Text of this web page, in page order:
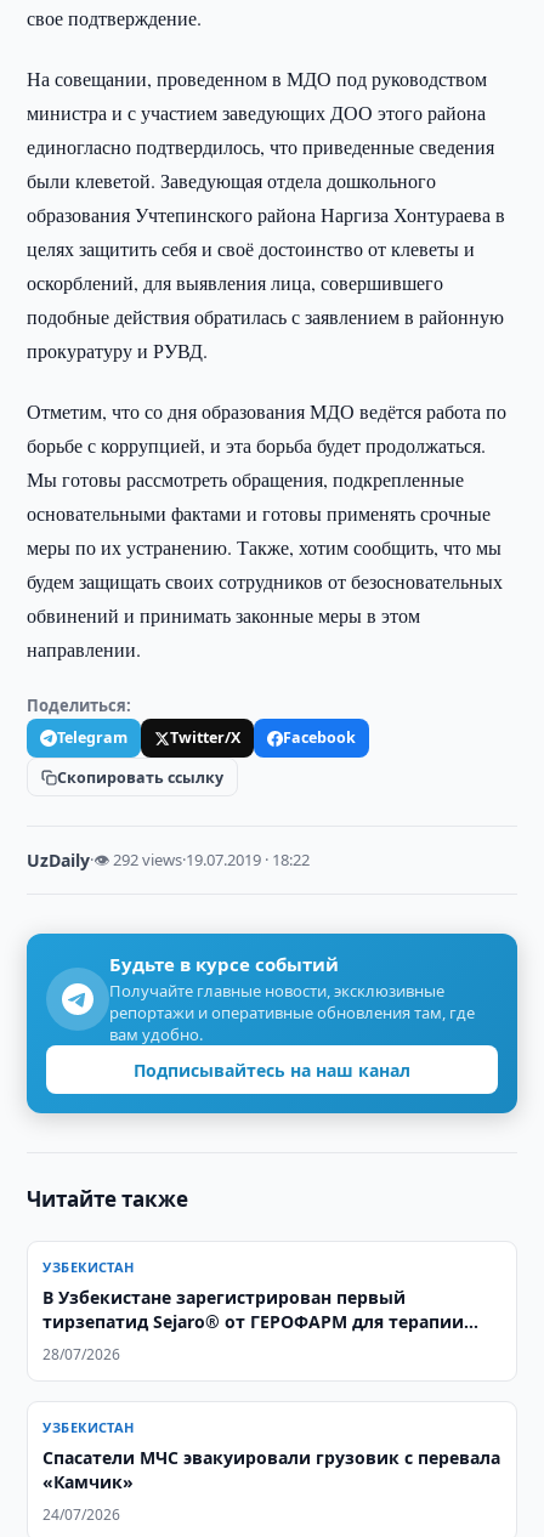
свое подтверждение.
На совещании, проведенном в МДО под руководством
министра и с участием заведующих ДОО этого района
единогласно подтвердилось, что приведенные сведения
были клеветой. Заведующая отдела дошкольного
образования Учтепинского района Наргиза Хонтураева в
целях защитить себя и своё достоинство от клеветы и
оскорблений, для выявления лица, совершившего
подобные действия обратилась с заявлением в районную
прокуратуру и РУВД.
Отметим, что со дня образования МДО ведётся работа по
борьбе с коррупцией, и эта борьба будет продолжаться.
Мы готовы рассмотреть обращения, подкрепленные
основательными фактами и готовы применять срочные
меры по их устранению. Также, хотим сообщить, что мы
будем защищать своих сотрудников от безосновательных
обвинений и принимать законные меры в этом
направлении.
Поделиться:
Telegram Twitter/X
Facebook
Скопировать ссылку
UzDaily·👁 292 views·19.07.2019 · 18:22
Будьте в курсе событий
Получайте главные новости, эксклюзивные
репортажи и оперативные обновления там, где
вам удобно.
Подписывайтесь на наш канал
Читайте также
УЗБЕКИСТАН
В Узбекистане зарегистрирован первый
тирзепатид Sejaro® от ГЕРОФАРМ для терапии
ожирения и сахарного диабета 2 типа
28/07/2026
УЗБЕКИСТАН
Спасатели МЧС эвакуировали грузовик с перевала
«Камчик»
24/07/2026